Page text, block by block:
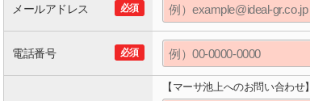
必須
メールアドレス
必須
電話番号
【マーサ池上へのお問い合わせ】